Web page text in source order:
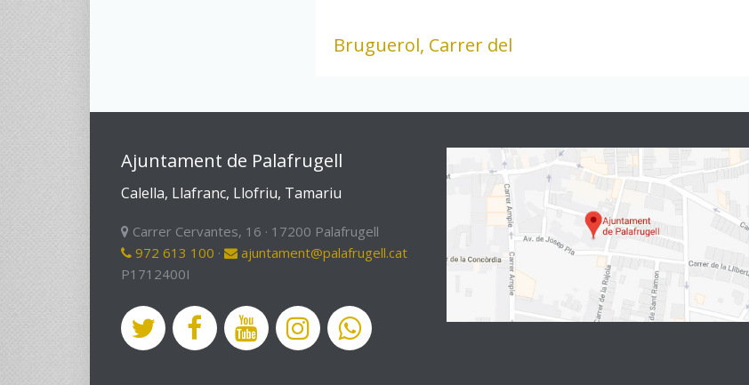
Bruguerol, Carrer del
Ajuntament de Palafrugell
Calella, Llafranc, Llofriu, Tamariu
Carrer Cervantes, 16 · 17200 Palafrugell
972 613 100 ·
ajuntament@palafrugell.cat
P1712400I